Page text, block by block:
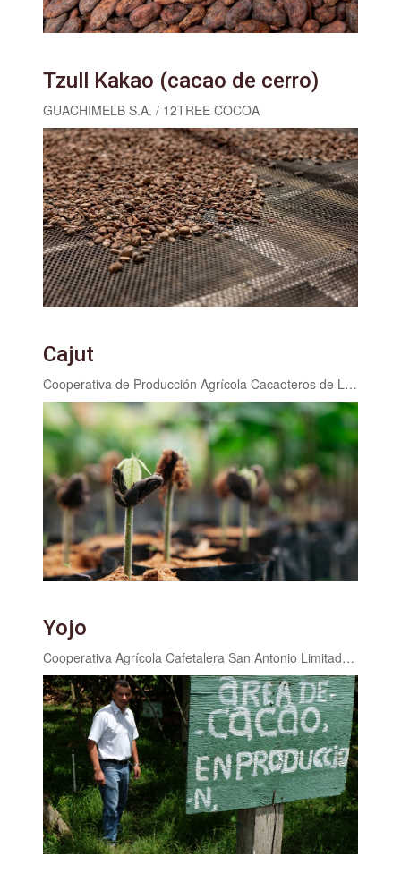
Tzull Kakao (cacao de cerro)
GUACHIMELB S.A. / 12TREE COCOA
Cajut
Cooperativa de Producción Agrícola Cacaoteros de Limitada COPRACAJUL
Yojo
Cooperativa Agrícola Cafetalera San Antonio Limitada COAGRICSAL